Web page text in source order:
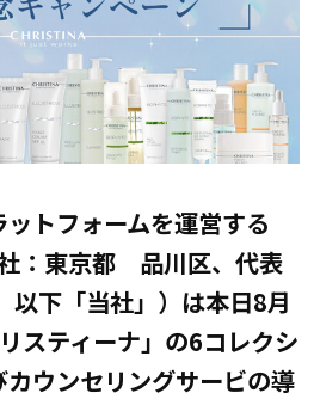
トフォームを運営する
：東京都 品川区、代表
以下「当社」）は本日8月
スティーナ」の6コレクシ
ウンセリングサービの導